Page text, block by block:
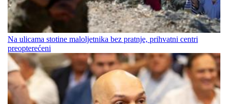
Na ulicama stotine maloljetnika bez pratnje, prihvatni centri
preopterećeni